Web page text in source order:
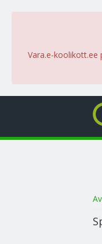
Vara.e-koolikott.ee